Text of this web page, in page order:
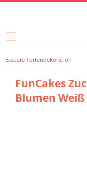
Essbare Tortendekoration
FunCakes
Blumen Weiß